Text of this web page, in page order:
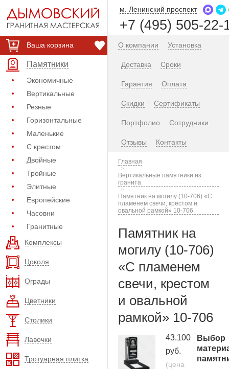
Ваша корзина
Памятники
Экономичные
Вертикальные
Резные
Горизонтальные
Маленькие
С крестом
Двойные
Тройные
Элитные
Европейские
Часовни
Гранитные
Комплексы
Цоколя
Ограды
Цветники
Столики
Лавочки
Тротуарная плитка
м. Ленинский проспект
+7 (495) 505-22-
О компании Установка
Доставка Сроки
Гарантия Оплата
Скидки Сертификаты
Портфолио Сотрудники
Отзывы Контакты
Главная
Вертикальные памятники из
гранита
Памятник на могилу (10-706) «С
пламенем свечи, крестом и
овальной рамкой» 10-706
Памятник на
могилу (10-706)
«С пламенем
свечи, крестом
и овальной
рамкой» 10-706
43.100
руб.
(цена
Выбор